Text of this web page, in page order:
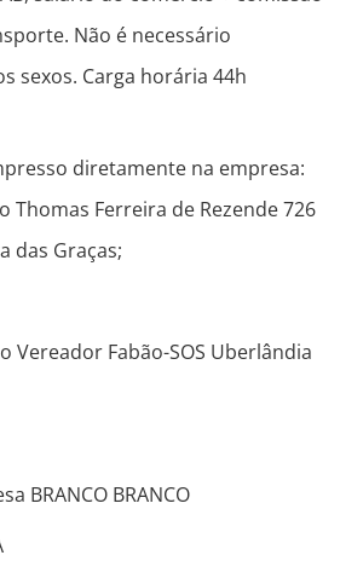
Não é necessário
sexos. Carga horária 44h
diretamente na empresa:
Thomas Ferreira de Rezende 726
das Graças;
Vereador Fabão-SOS Uberlândia
BRANCO BRANCO